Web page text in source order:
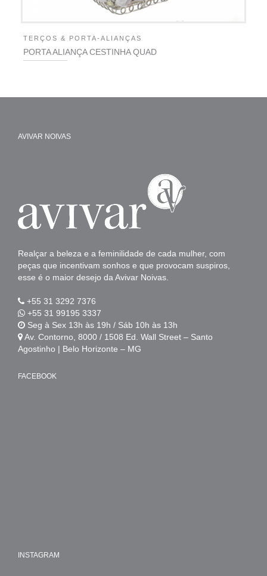
TERÇOS & PORTA-ALIANÇAS
PORTA ALIANÇA CESTINHA QUAD
AVIVAR NOIVAS
Realçar a beleza e a feminilidade de cada mulher, com
peças que incentivam sonhos e que provocam suspiros,
esse é o maior desejo da Avivar Noivas.
+55 31 3292 7376
+55 31 99195 3337
Seg à Sex 13h às 19h / Sáb 10h às 13h
Av. Contorno, 8000 / 1508 Ed. Wall Street – Santo
Agostinho | Belo Horizonte – MG
FACEBOOK
INSTAGRAM